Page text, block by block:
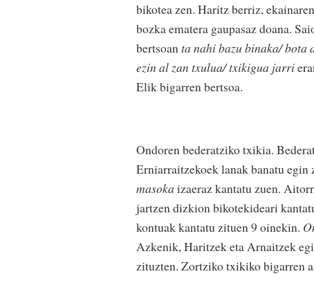
bikotea zen. Haritz berriz,
bozka ematera gaupasaz doana.
bertsoanta nahi bazu binaka/ bota
ezin al zan txulua/ txikigua jarri
Elik bigarren bertsoa.
Ondoren bederatziko txikia.
Erniarraitzekoek lanak banatu
masoka izaeraz kantatu zuen.
jartzen dizkion bikotekideari
kontuak kantatu zituen 9 oinekin.
Azkenik, Haritzek eta Arnaitzek
zituzten. Zortziko txikiko bigarren